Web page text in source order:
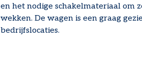
en het nodige schakelmateriaal om
wekken. De wagen is een graag
bedrijfslocaties.